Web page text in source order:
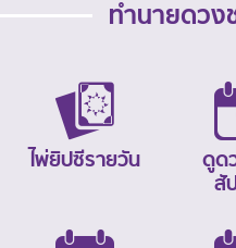
ทำนายดวง
ไพ่ยิปซีรายวัน
ดูด
สั